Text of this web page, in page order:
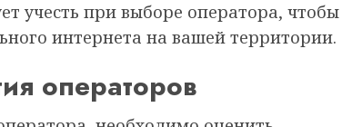
учесть при выборе оператора, чтобы
интернета на вашей территории.
операторов